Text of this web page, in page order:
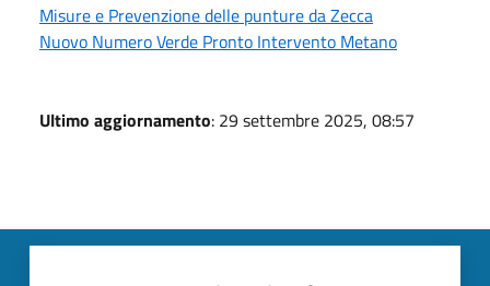
Misure e Prevenzione delle punture da Zecca
Nuovo Numero Verde Pronto Intervento Metano
Ultimo aggiornamento: 29 settembre 2025, 08:57